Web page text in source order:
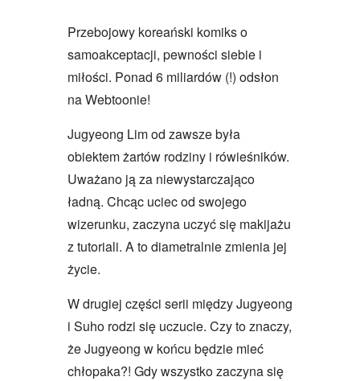
Przebojowy koreański komiks o
samoakceptacji, pewności siebie i
miłości. Ponad 6 miliardów (!) odsłon
na Webtoonie!
Jugyeong Lim od zawsze była
obiektem żartów rodziny i rówieśników.
Uważano ją za niewystarczająco
ładną. Chcąc uciec od swojego
wizerunku, zaczyna uczyć się makijażu
z tutoriali. A to diametralnie zmienia jej
życie.
W drugiej części serii między Jugyeong
i Suho rodzi się uczucie. Czy to znaczy,
że Jugyeong w końcu będzie mieć
chłopaka?! Gdy wszystko zaczyna się